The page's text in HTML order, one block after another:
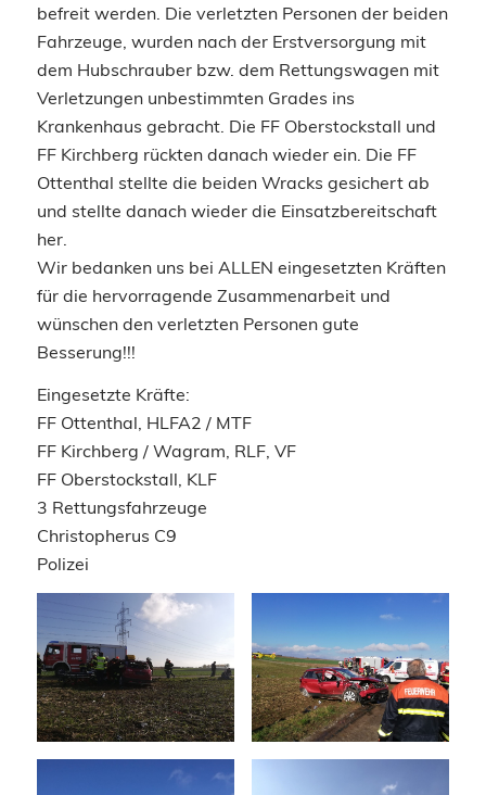
befreit werden. Die verletzten Personen der beiden
Fahrzeuge, wurden nach der Erstversorgung mit
dem Hubschrauber bzw. dem Rettungswagen mit
Verletzungen unbestimmten Grades ins
Krankenhaus gebracht. Die FF Oberstockstall und
FF Kirchberg rückten danach wieder ein. Die FF
Ottenthal stellte die beiden Wracks gesichert ab
und stellte danach wieder die Einsatzbereitschaft
her.
Wir bedanken uns bei ALLEN eingesetzten Kräften
für die hervorragende Zusammenarbeit und
wünschen den verletzten Personen gute
Besserung!!!
Eingesetzte Kräfte:
FF Ottenthal, HLFA2 / MTF
FF Kirchberg / Wagram, RLF, VF
FF Oberstockstall, KLF
3 Rettungsfahrzeuge
Christopherus C9
Polizei